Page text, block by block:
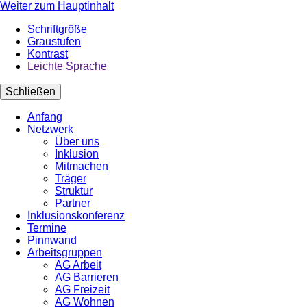
Weiter zum Hauptinhalt
Schriftgröße
Graustufen
Kontrast
Leichte Sprache
Schließen
Anfang
Netzwerk
Über uns
Inklusion
Mitmachen
Träger
Struktur
Partner
Inklusionskonferenz
Termine
Pinnwand
Arbeitsgruppen
AG Arbeit
AG Barrieren
AG Freizeit
AG Wohnen